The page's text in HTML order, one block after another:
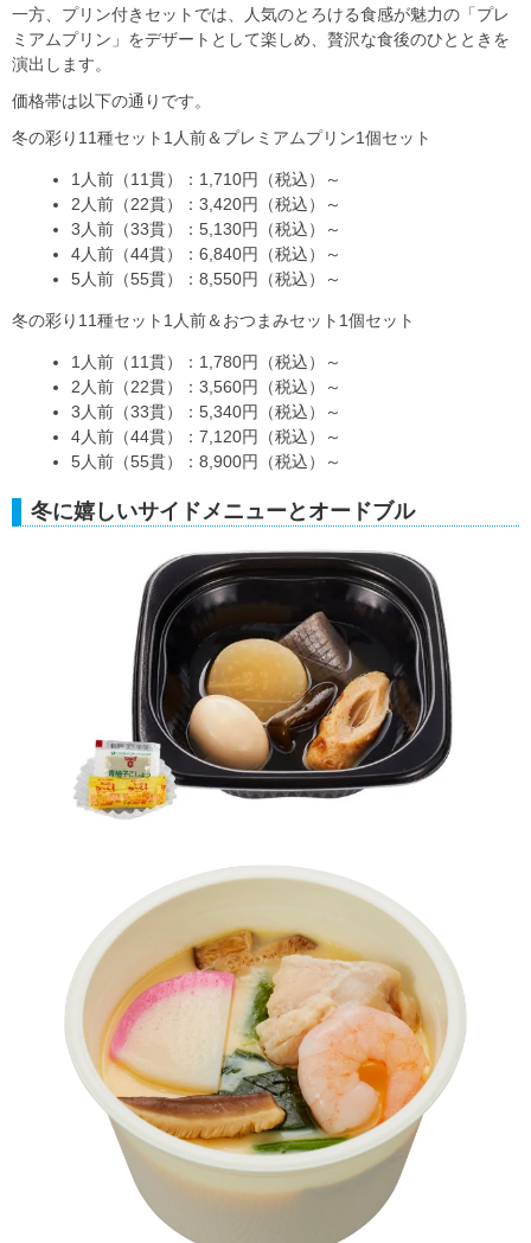
一方、プリン付きセットでは、人気のとろける食感が魅力の「プレ
ミアムプリン」をデザートとして楽しめ、贅沢な食後のひとときを
演出します。
価格帯は以下の通りです。
冬の彩り11種セット1人前＆プレミアムプリン1個セット
1人前（11貫）：1,710円（税込）～
2人前（22貫）：3,420円（税込）～
3人前（33貫）：5,130円（税込）～
4人前（44貫）：6,840円（税込）～
5人前（55貫）：8,550円（税込）～
冬の彩り11種セット1人前＆おつまみセット1個セット
1人前（11貫）：1,780円（税込）～
2人前（22貫）：3,560円（税込）～
3人前（33貫）：5,340円（税込）～
4人前（44貫）：7,120円（税込）～
5人前（55貫）：8,900円（税込）～
冬に嬉しいサイドメニューとオードブル